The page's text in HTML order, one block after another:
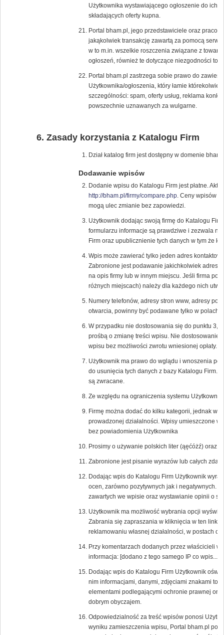
Użytkownika wystawiającego ogłoszenie do ich
składających oferty kupna.
Portal bham.pl, jego przedstawiciele oraz
jakąkolwiek transakcję zawartą za pomocą
w to m.in. wszelkie roszczenia związane z
ogłoszeń, również te dotyczące niezgodności
Portal bham.pl zastrzega sobie prawo do
Użytkownika/ogłoszenia, który łamie
szczególności: spam, oferty usług, reklama
powszechnie uznawanych za wulgarne.
Zasady korzystania z Katalogu Firm
Dział katalog firm jest dostępny w domenie
Dodawanie wpisów
Dodanie wpisu do Katalogu Firm jest płatne.
http://bham.pl/firmy/compare.php. Ceny wpisów
mogą ulec zmianie bez zapowiedzi.
Użytkownik dodając swoją firmę do Katalogu
formularzu informacje są prawdziwe i zezwala
Firm oraz upublicznienie tych danych w tym że
Wpis może zawierać tylko jeden adres
Zabronione jest podawanie jakichkolwiek
na opis firmy lub w innym miejscu. Jeśli firma
różnych miejscach) należy dla każdego nich
Numery telefonów, adresy stron www, adresy
otwarcia, powinny być podawane tylko w polach
W przypadku nie dostosowania się do punktu 3,
prośbą o zmianę treści wpisu. Nie dostosowanie
wpisu bez możliwości zwrotu wniesionej opłaty.
Użytkownik ma prawo do wglądu i wnoszenia
do usunięcia tych danych z bazy Katalogu Firm.
są zwracane.
Ze względu na ograniczenia systemu
Firmę można dodać do kilku kategorii, jednak
prowadzonej działalności. Wpisy umieszczone
bez powiadomienia Użytkownika
Prosimy o używanie polskich liter (ąęćóżź) oraz
Zabronione jest pisanie wyrazów lub całych
Dodając wpis do Katalogu Firm Użytkownik
ocen, zarówno pozytywnych jak i negatywnych.
zawartych we wpisie oraz wystawianie opinii o
Użytkownik ma możliwość wybrania opcji
Zabrania się zapraszania w kliknięcia w ten link
reklamowaniu własnej działalności, w postach
Przy komentarzach dodanych przez właścicieli
informacja: [dodano z tego samego IP co wpis....].
Dodając wpis do Katalogu Firm Użytkownik
nim informacjami, danymi, zdjęciami znakami
elementami podlegającymi ochronie prawnej
dobrym obyczajem.
Odpowiedzialność za treść wpisów ponosi
wyniku zamieszczenia wpisu, Portal bham.pl